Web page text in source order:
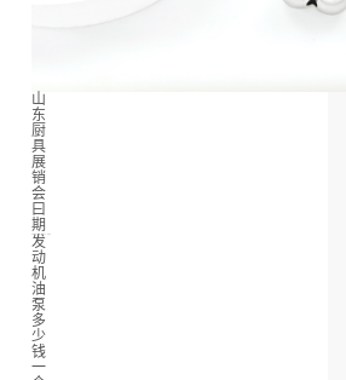
山
东
厨
具
展
销
会
曰
期
发
动
机
油
泵
多
少
钱
一